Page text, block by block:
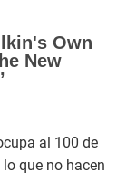
al 100 de
que no hacen